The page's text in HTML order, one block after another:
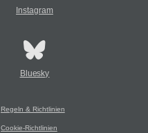
Instagram
Bluesky
Regeln & Richtlinien
Cookie-Richtlinien